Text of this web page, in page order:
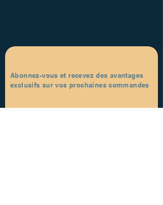
Abonnez-vous et recevez des avantages
exclusifs sur vos prochaines commandes